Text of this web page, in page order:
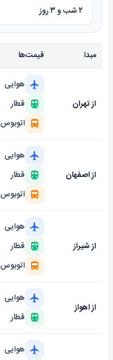
مبدا قیمت‌ها
از تهران
هوایی
قطار
اتوبوس
از اصفهان
هوایی
قطار
اتوبوس
از شیراز
هوایی
قطار
اتوبوس
از اهواز
هوایی
قطار
هوایی